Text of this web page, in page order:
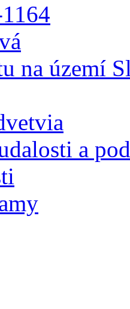
na území
a